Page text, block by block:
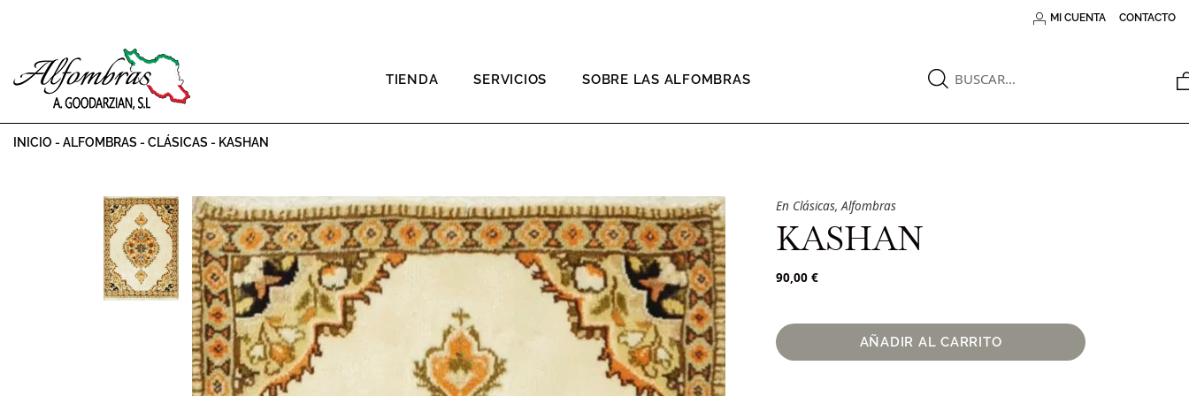
MI CUENTA CONTACTO
TIENDA SERVICIOS SOBRE LAS ALFOMBRAS
INICIO - ALFOMBRAS - CLÁSICAS - KASHAN
En Clásicas,Alfombras
KASHAN
90,00 €
AÑADIR AL CARRITO